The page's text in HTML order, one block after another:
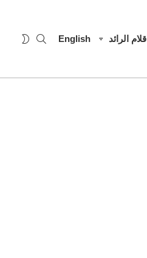
اقلام الرائد English
SEARCH